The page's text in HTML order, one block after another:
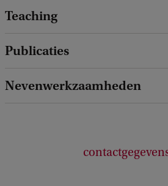
Teaching
Publicaties
Nevenwerkzaamheden